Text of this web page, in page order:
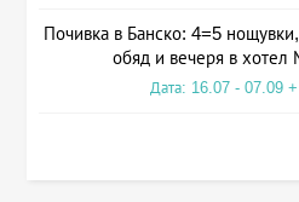
Почивка в Банско: 4=5
обяд и вечеря в хотел
Дата: 16.07 - 07.09